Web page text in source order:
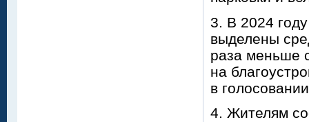
3. В 2024
выделены
раза меньше
на
в
4. Жителям